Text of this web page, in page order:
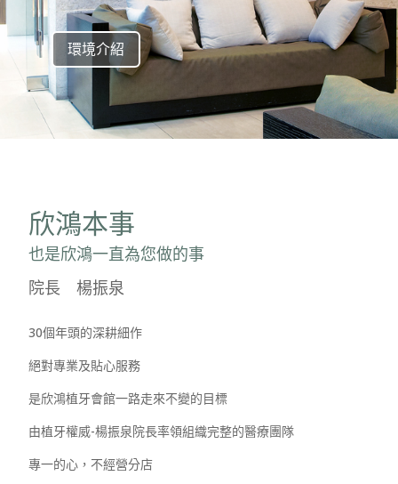
環境介紹
欣鴻本事
也是欣鴻一直為您做的事
院長 楊振泉
30個年頭的深耕細作
絕對專業及貼心服務
是欣鴻植牙會館一路走來不變的目標
由植牙權威-楊振泉院長率領組織完整的醫療團隊
專一的心，不經營分店